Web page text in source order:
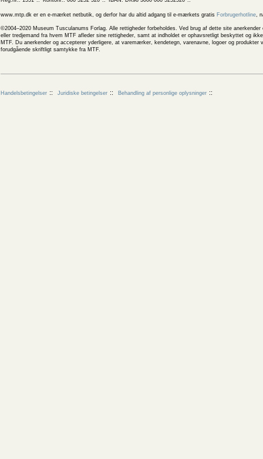
www.mtp.dk er en e-mærket netbutik, og derfor har du altid adgang til e-mærkets gratis Forbrugerhotline,
©2004–2020 Museum Tusculanums Forlag. Alle rettigheder forbeholdes. Ved brug af dette site
eller tredjemand fra hvem MTF afleder sine rettigheder, samt at indholdet er ophavsretligt beskyttet og
MTF. Du anerkender og accepterer yderligere, at varemærker, kendetegn, varenavne, logoer og
forudgående skriftligt samtykke fra MTF.
Handelsbetingelser Juridiske betingelser Behandling af personlige oplysninger